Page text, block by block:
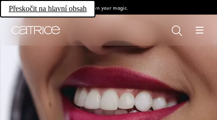
Přeskočit na hlavní obsah Own your magic.